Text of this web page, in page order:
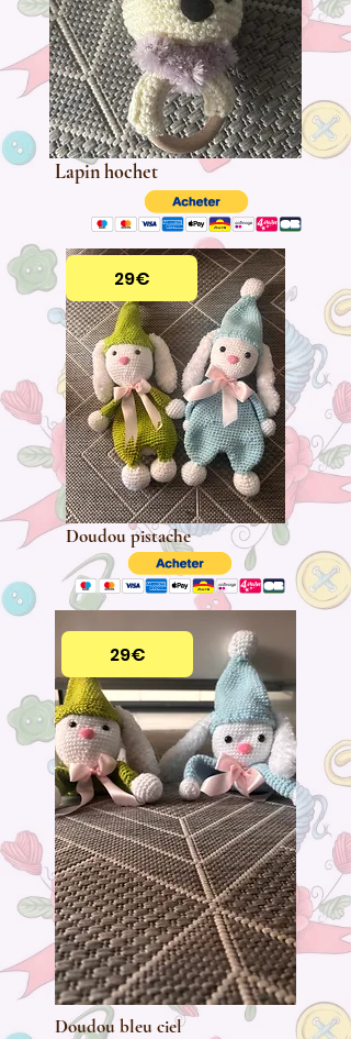
Lapin hochet
29€
Doudou pistache
29€
Doudou bleu ciel